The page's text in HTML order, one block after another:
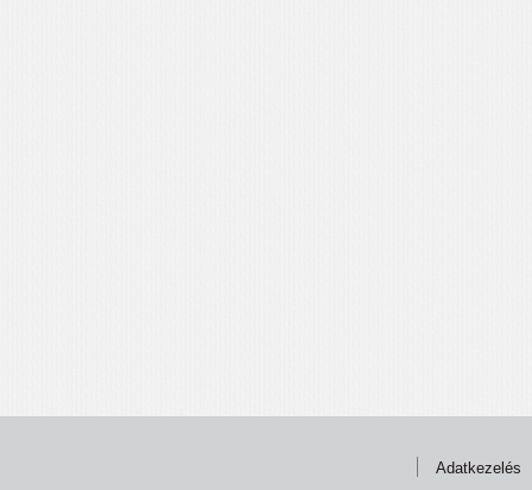
Adatkezelés